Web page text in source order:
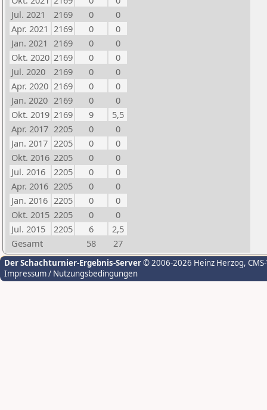
Jul. 2021
2169 0
0
Apr. 2021 2169 0
0
Jan. 2021 2169 0
0
Okt. 2020 2169 0
0
Jul. 2020
2169 0
0
Apr. 2020 2169 0
0
Jan. 2020 2169 0
0
Okt. 2019 2169 9
5,5
Apr. 2017 2205 0
0
Jan. 2017 2205 0
0
Okt. 2016 2205 0
0
Jul. 2016
2205 0
0
Apr. 2016 2205 0
0
Jan. 2016 2205 0
0
Okt. 2015 2205 0
0
Jul. 2015
2205 6
2,5
Gesamt
58 27
Der Schachturnier-Ergebnis-Server© 2006-2026 Heinz Herzog,
Impressum / Nutzungsbedingungen